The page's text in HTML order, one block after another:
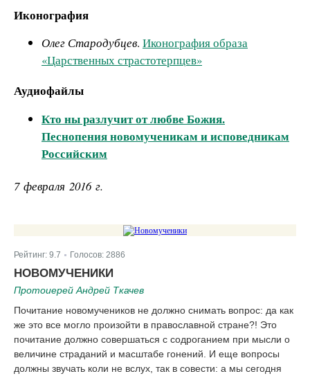
Иконография
Олег Стародубцев. Иконография образа
«Царственных страстотерпцев»
Аудиофайлы
Кто ны разлучит от любве Божия.
Песнопения новомученикам и исповедникам
Российским
7 февраля 2016 г.
Рейтинг: 9.7 Голосов: 2886
НОВОМУЧЕНИКИ
Протоиерей Андрей Ткачев
Почитание новомучеников не должно снимать вопрос: да как
же это все могло произойти в православной стране?! Это
почитание должно совершаться с содроганием при мысли о
величине страданий и масштабе гонений. И еще вопросы
должны звучать коли не вслух, так в совести: а мы сегодня